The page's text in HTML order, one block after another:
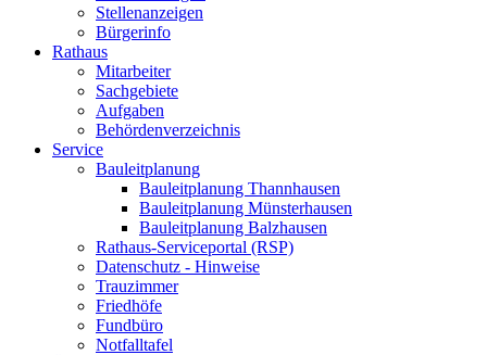
Stellenanzeigen
Bürgerinfo
Rathaus
Mitarbeiter
Sachgebiete
Aufgaben
Behördenverzeichnis
Service
Bauleitplanung
Bauleitplanung Thannhausen
Bauleitplanung Münsterhausen
Bauleitplanung Balzhausen
Rathaus-Serviceportal (RSP)
Datenschutz - Hinweise
Trauzimmer
Friedhöfe
Fundbüro
Notfalltafel